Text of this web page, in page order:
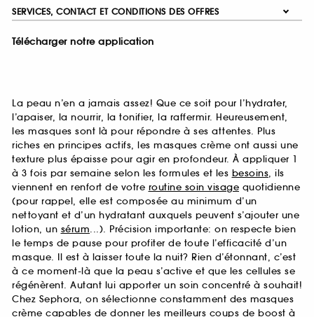
SERVICES, CONTACT ET CONDITIONS DES OFFRES
Télécharger notre application
La peau n’en a jamais assez! Que ce soit pour l’hydrater,
l’apaiser, la nourrir, la tonifier, la raffermir. Heureusement,
les masques sont là pour répondre à ses attentes. Plus
riches en principes actifs, les masques crème ont aussi une
texture plus épaisse pour agir en profondeur. À appliquer 1
à 3 fois par semaine selon les formules et les besoins, ils
viennent en renfort de votre routine soin visage quotidienne
(pour rappel, elle est composée au minimum d’un
nettoyant et d’un hydratant auxquels peuvent s’ajouter une
lotion, un sérum...). Précision importante: on respecte bien
le temps de pause pour profiter de toute l’efficacité d’un
masque. Il est à laisser toute la nuit? Rien d’étonnant, c’est
à ce moment-là que la peau s’active et que les cellules se
régénèrent. Autant lui apporter un soin concentré à souhait!
Chez Sephora, on sélectionne constamment des masques
crème capables de donner les meilleurs coups de boost à